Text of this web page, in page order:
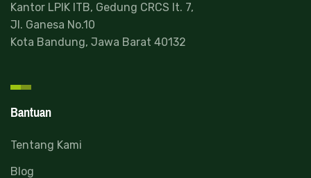
Kantor LPIK ITB, Gedung CRCS lt. 7,
Jl. Ganesa No.10
Kota Bandung, Jawa Barat 40132
Bantuan
Tentang Kami
Blog